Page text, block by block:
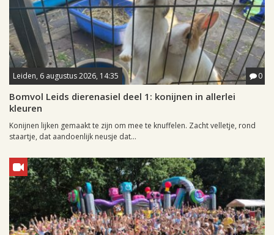
Leiden, 6 augustus 2026, 14:35 0
Bomvol Leids dierenasiel deel 1: konijnen in allerlei
kleuren
Konijnen lijken gemaakt te zijn om mee te knuffelen. Zacht velletje, rond
staartje, dat aandoenlijk neusje dat...